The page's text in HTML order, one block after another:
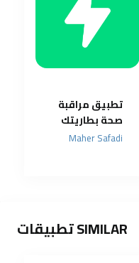
تطبيق مراقبة
صحة بطاريتك
ومعرفة
Maher Safadi
SIMILAR تطبيقات